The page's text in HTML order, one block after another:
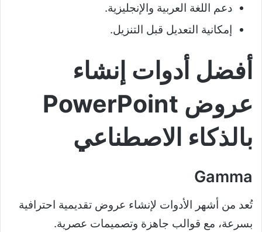
دعم اللغة العربية والإنجليزية.
إمكانية التعديل قبل التنزيل.
أفضل أدوات إنشاء
عروض PowerPoint
بالذكاء الاصطناعي
Gamma
تُعد من أشهر الأدوات لإنشاء عروض تقديمية احترافية
بسرعة، مع قوالب جاهزة وتصميمات عصرية.